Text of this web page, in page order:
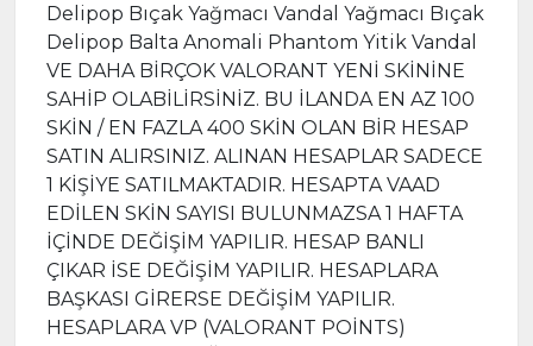
Delipop Bıçak Yağmacı Vandal Yağmacı Bıçak
Delipop Balta Anomali Phantom Yitik Vandal
VE DAHA BİRÇOK VALORANT YENİ SKİNİNE
SAHİP OLABİLİRSİNİZ. BU İLANDA EN AZ 100
SKİN / EN FAZLA 400 SKİN OLAN BİR HESAP
SATIN ALIRSINIZ. ALINAN HESAPLAR SADECE
1 KİŞİYE SATILMAKTADIR. HESAPTA VAAD
EDİLEN SKİN SAYISI BULUNMAZSA 1 HAFTA
İÇİNDE DEĞİŞİM YAPILIR. HESAP BANLI
ÇIKAR İSE DEĞİŞİM YAPILIR. HESAPLARA
BAŞKASI GİRERSE DEĞİŞİM YAPILIR.
HESAPLARA VP (VALORANT POİNTS)